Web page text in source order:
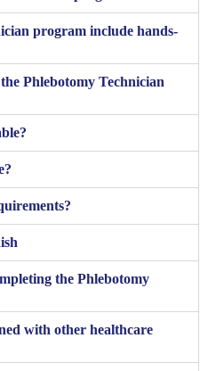
program include hands-
Phlebotomy Technician
the Phlebotomy
with other healthcare